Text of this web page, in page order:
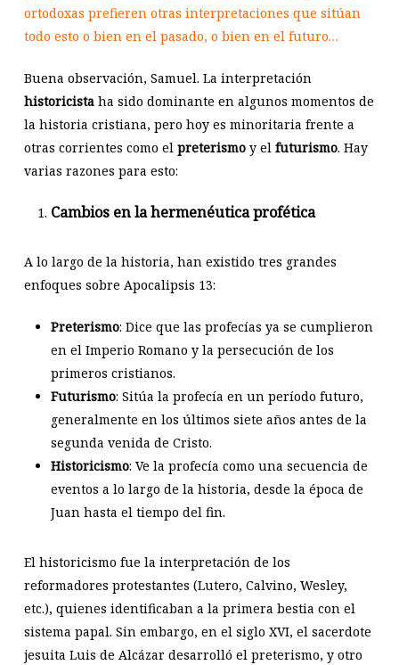
ortodoxas prefieren otras interpretaciones que sitúan
todo esto o bien en el pasado, o bien en el futuro…
Buena observación, Samuel. La interpretación
historicistaha sido dominante en algunos momentos de
la historia cristiana, pero hoy es minoritaria frente a
otras corrientes como el preterismoy el futurismo. Hay
varias razones para esto:
Cambios en la hermenéutica profética
A lo largo de la historia, han existido tres grandes
enfoques sobre Apocalipsis 13:
Preterismo: Dice que las profecías ya se cumplieron
en el Imperio Romano y la persecución de los
primeros cristianos.
Futurismo: Sitúa la profecía en un período futuro,
generalmente en los últimos siete años antes de la
segunda venida de Cristo.
Historicismo: Ve la profecía como una secuencia de
eventos a lo largo de la historia, desde la época de
Juan hasta el tiempo del fin.
El historicismo fue la interpretación de los
reformadores protestantes (Lutero, Calvino, Wesley,
etc.), quienes identificaban a la primera bestia con el
sistema papal. Sin embargo, en el siglo XVI, el sacerdote
jesuita Luis de Alcázar desarrolló el preterismo, y otro